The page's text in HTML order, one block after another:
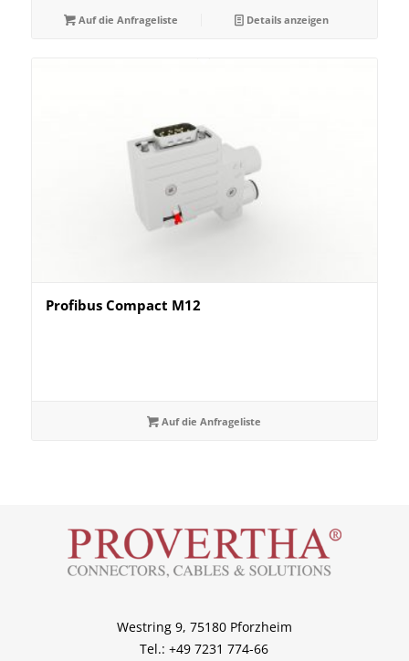
Auf die Anfrageliste Details anzeigen
Profibus Compact M12
Auf die Anfrageliste
Westring 9, 75180 Pforzheim
Tel.: +49 7231 774-66